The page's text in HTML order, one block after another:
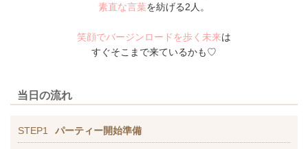
素直な言葉を紡げる2人。
笑顔でバージンロードを歩く未来は
すぐそこまで来ているかも♡
当日の流れ
STEP1 パーティー開始準備